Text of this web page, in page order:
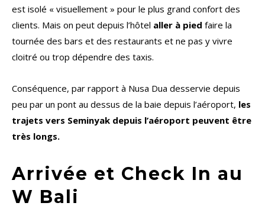
est isolé « visuellement » pour le plus grand confort des
clients. Mais on peut depuis l’hôtel aller à pied faire la
tournée des bars et des restaurants et ne pas y vivre
cloitré ou trop dépendre des taxis.
Conséquence, par rapport à Nusa Dua desservie depuis
peu par un pont au dessus de la baie depuis l’aéroport, les
trajets vers Seminyak depuis l’aéroport peuvent être
très longs.
Arrivée et Check In au
W Bali